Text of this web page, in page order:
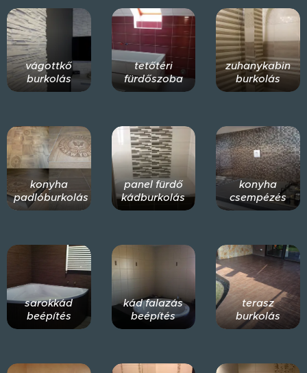
vágottkő
burkolás
tetőtéri
fürdőszoba
zuhanykabin
burkolás
konyha
padlóburkolás
panel fürdő
kádburkolás
konyha
csempézés
sarokkád
beépítés
kád falazás
beépítés
terasz
burkolás